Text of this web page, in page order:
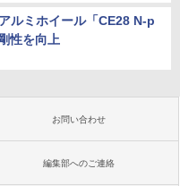
ルミホイール「CE28 N-p
性を向上
お問い合わせ
編集部へのご連絡